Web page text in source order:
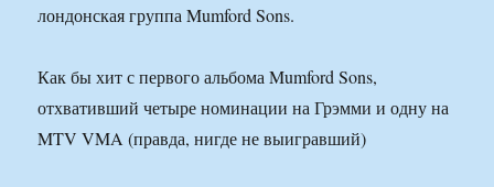
лондонская группа Mumford Sons.
Как бы хит с первого альбома Mumford Sons,
отхвативший четыре номинации на Грэмми и одну на
MTV VMA (правда, нигде не выигравший)